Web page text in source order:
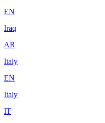
EN
Iraq
AR
Italy
EN
Italy
IT